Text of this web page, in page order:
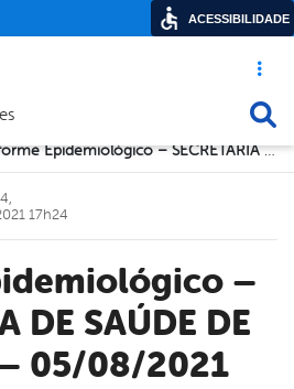
Acesso
Informe Epidemiológico – SECRETARIA DE SAÚDE DE CABROBÓ – 05/08/2021
DE SAÚDE DE
– 05/08/2021
17h24
ACESSIBILIDADE